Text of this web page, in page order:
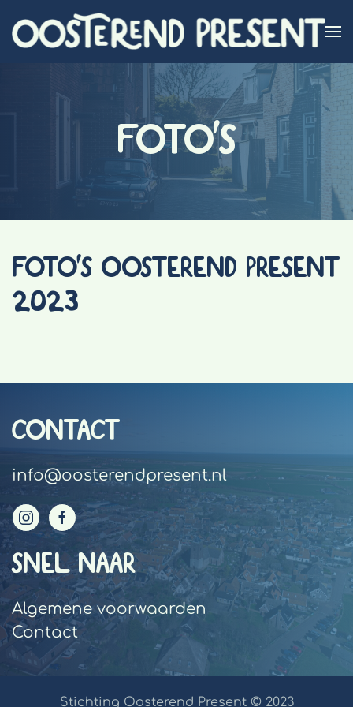
Skip to main content
FOTO'S
FOTO'S OOSTEREND PRESENT
2023
CONTACT
info@oosterendpresent.nl
SNEL NAAR
Algemene voorwaarden
Contact
Stichting Oosterend Present © 2023